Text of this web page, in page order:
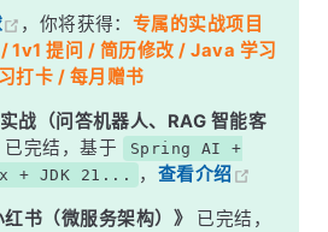
，你将获得： 专属的实战项目
/ 1v1 提问 / 简历修改 / Java 学习
打卡 / 每月赠书
战（问答机器人、RAG 智能客
已完结，基于
Spring AI +
+ JDK 21...
， 查看介绍
书（微服务架构）》
已完结，